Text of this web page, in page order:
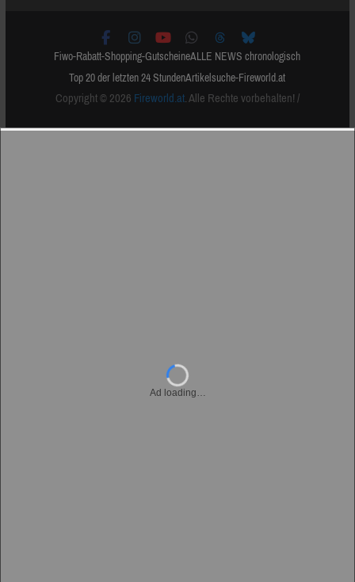
Fiwo-Rabatt-Shopping-GutscheineALLE NEWS chronologisch
Top 20 der letzten 24 StundenArtikelsuche-Fireworld.at
Copyright © 2026Fireworld.at. Alle Rechte vorbehalten! /
Ad loading…